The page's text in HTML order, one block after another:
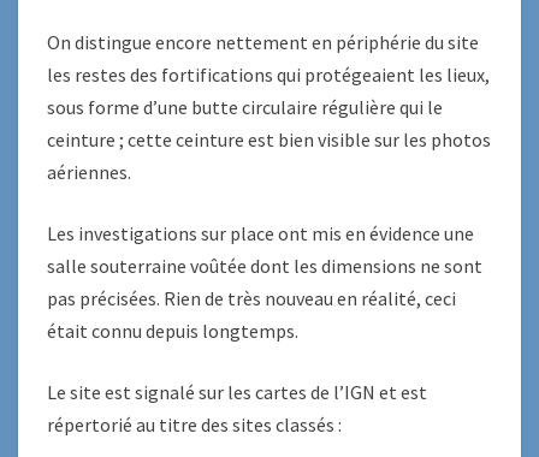
On distingue encore nettement en périphérie du site
les restes des fortifications qui protégeaient les lieux,
sous forme d’une butte circulaire régulière qui le
ceinture ; cette ceinture est bien visible sur les photos
aériennes.
Les investigations sur place ont mis en évidence une
salle souterraine voûtée dont les dimensions ne sont
pas précisées. Rien de très nouveau en réalité, ceci
était connu depuis longtemps.
Le site est signalé sur les cartes de l’IGN et est
répertorié au titre des sites classés :